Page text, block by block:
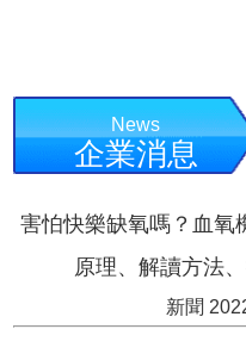
News
企業消息
害怕快樂缺氧嗎？血氧
原理、解讀方法
新聞